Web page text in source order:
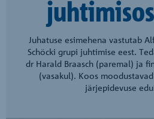
Juhatuse esimehena vastutab
Schöcki grupi juhtimise eest.
dr Harald Braasch (paremal) ja
(vasakul). Koos
järjepidevuse